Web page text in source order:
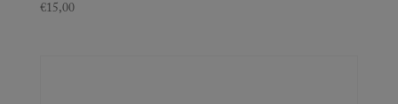
€15,00